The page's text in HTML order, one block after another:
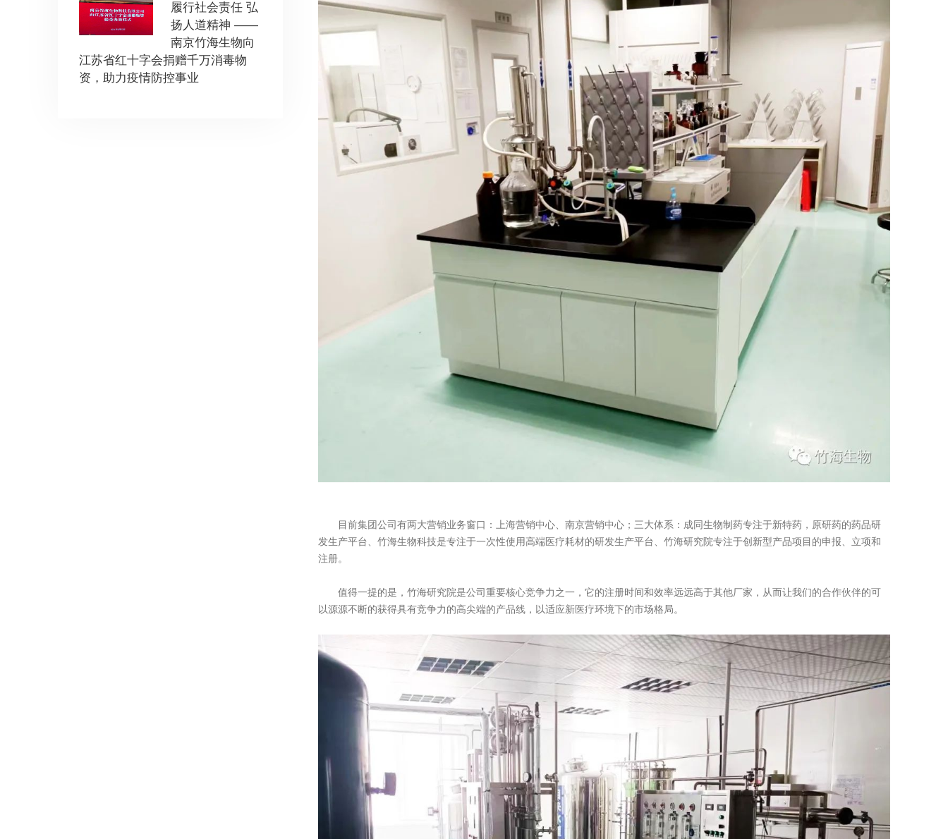
目前集团公司有两大营销业务窗口：上海营销中心、南京营销中心；三大体系：成同生物制药专注于新特药，原研药的药品研
发生产平台、竹海生物科技是专注于一次性使用高端医疗耗材的研发生产平台、竹海研究院专注于创新型产品项目的申报、立项和
注册。
值得一提的是，竹海研究院是公司重要核心竞争力之一，它的注册时间和效率远远高于其他厂家，从而让我们的合作伙伴的可
以源源不断的获得具有竞争力的高尖端的产品线，以适应新医疗环境下的市场格局。
履行社会责任 弘
扬人道精神 ——
南京竹海生物向
江苏省红十字会捐赠千万消毒物
资，助力疫情防控事业